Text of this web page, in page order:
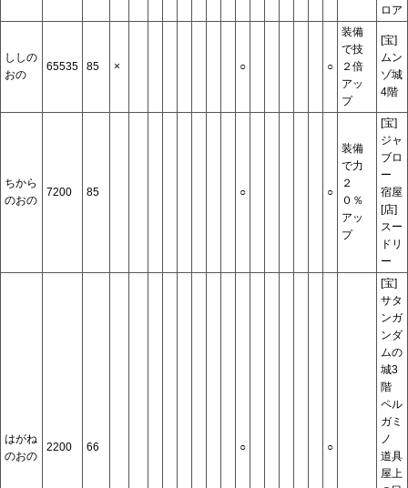
ロア
ししの
おの
65535 85 × ○ ○
装備
で技
２倍
アッ
プ
[宝]
ムン
ゾ城
4階
ちから
のおの
7200 85 ○ ○
装備
で力
２
０％
アッ
プ
[宝]
ジャ
ブロ
ー
宿屋
[店]
スー
ドリ
ー
はがね
のおの
2200 66 ○ ○
[宝]
サタ
ンガ
ンダ
ムの
城3
階
ペル
ガミ
ノ
道具
屋上